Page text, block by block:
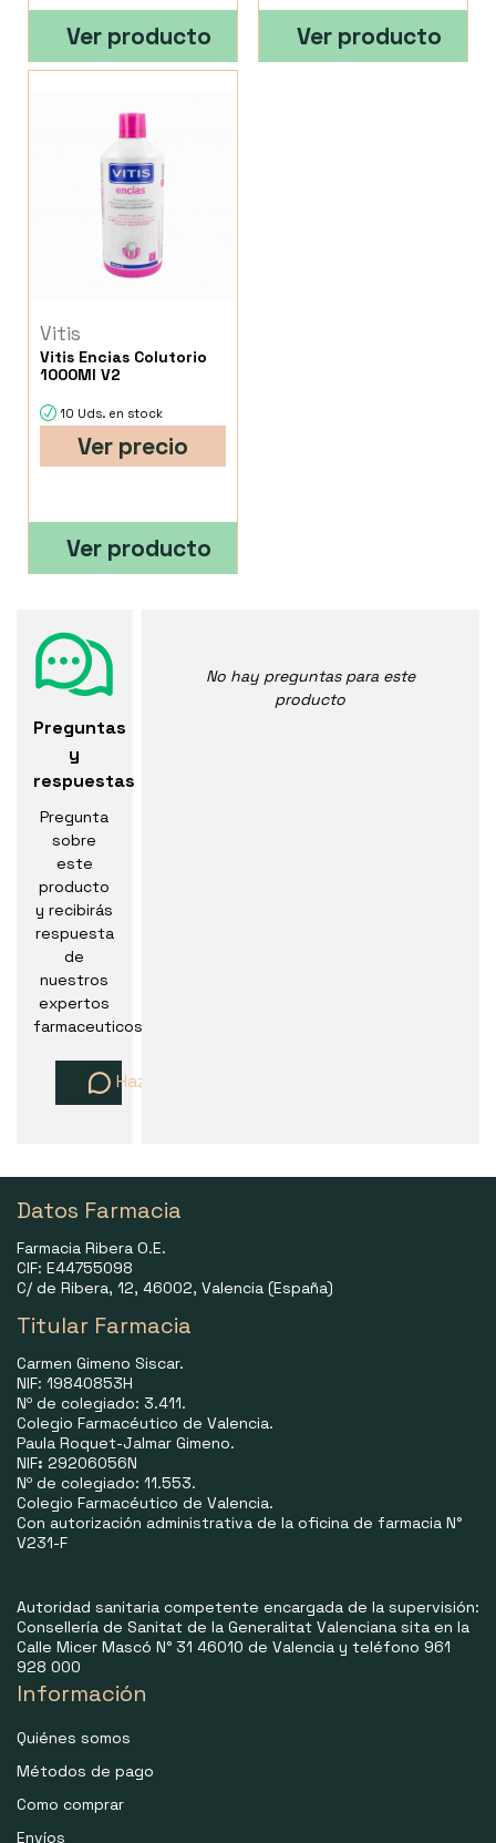
Ver producto Ver producto
Vitis
Vitis Encias Colutorio
1000Ml V2
10 Uds. en stock
Ver precio
Ver producto
Preguntas
y
respuestas
Pregunta
sobre
este
producto
y recibirás
respuesta
de
nuestros
expertos
farmaceuticos
Haz una pregunta
No hay preguntas para este
producto
Datos Farmacia
Farmacia Ribera O.E.
CIF: E44755098
C/ de Ribera, 12, 46002, Valencia (España)
Titular Farmacia
Carmen Gimeno Siscar.
NIF: 19840853H
Nº de colegiado: 3.411.
Colegio Farmacéutico de Valencia.
Paula Roquet-Jalmar Gimeno.
NIF: 29206056N
Nº de colegiado: 11.553.
Colegio Farmacéutico de Valencia.
Con autorización administrativa de la oficina de farmacia N°
V231-F
Autoridad sanitaria competente encargada de la supervisión:
Consellería de Sanitat de la Generalitat Valenciana sita en la
Calle Micer Mascó N° 31 46010 de Valencia y teléfono 961
928 000
Información
Quiénes somos
Métodos de pago
Como comprar
Envíos